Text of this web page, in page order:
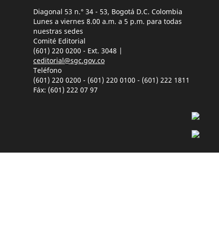
Diagonal 53 n.° 34 - 53, Bogotá D.C. Colombia
Lunes a viernes 8.00 a.m. a 5 p.m. para todas
nuestras sedes
Comité Editorial
(601) 220 0200 - Ext. 3048 |
ceditorial@sgc.gov.co
Teléfono
(601) 220 0200 - (601) 220 0100 - (601) 222 1811
Fáx: (601) 222 07 97